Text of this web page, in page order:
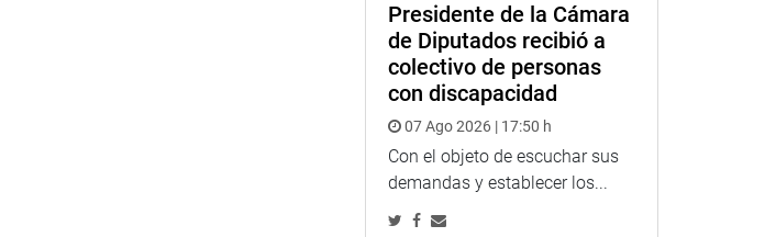
Presidente de la Cámara
de Diputados recibió a
colectivo de personas
con discapacidad
07 Ago 2026 | 17:50 h
Con el objeto de escuchar sus
demandas y establecer los...